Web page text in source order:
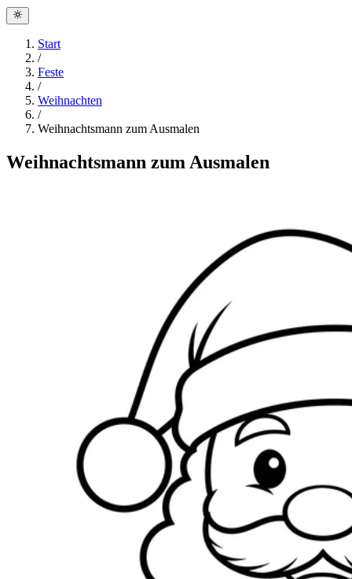
Start
/
Feste
/
Weihnachten
/
Weihnachtsmann zum Ausmalen
Weihnachtsmann zum Ausmalen